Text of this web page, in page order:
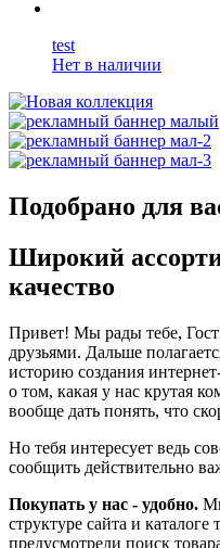
test
Нет в наличии
Подобрано для
Широкий
качество
Привет! Мы рады тебе,
друзьями. Дальше
историю создания
о том, какая у нас крутая
вообще дать понять, что
Но тебя интересует ведь
сообщить действительно
Покупать у нас - удобно.
структуре сайта и
предусмотрели поиск